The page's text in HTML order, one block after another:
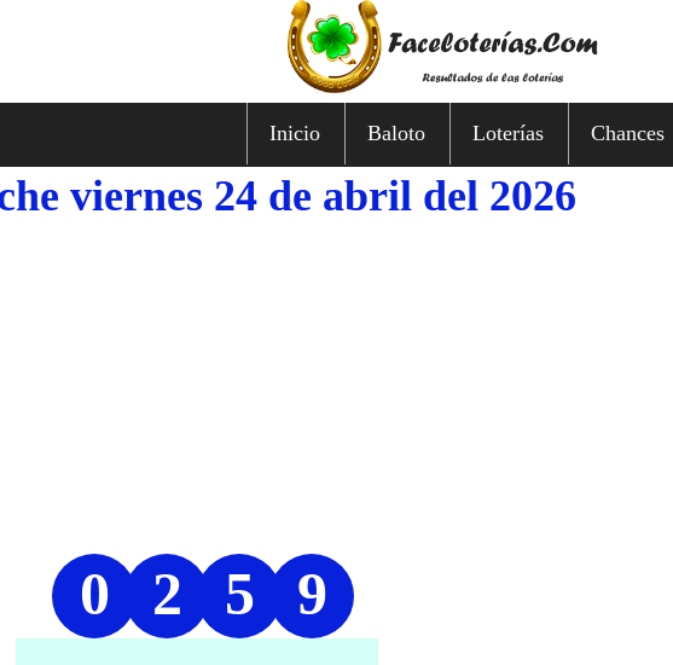
Inicio Baloto Loterías Chances
viernes 24 de abril del 2026
0 2 5 9